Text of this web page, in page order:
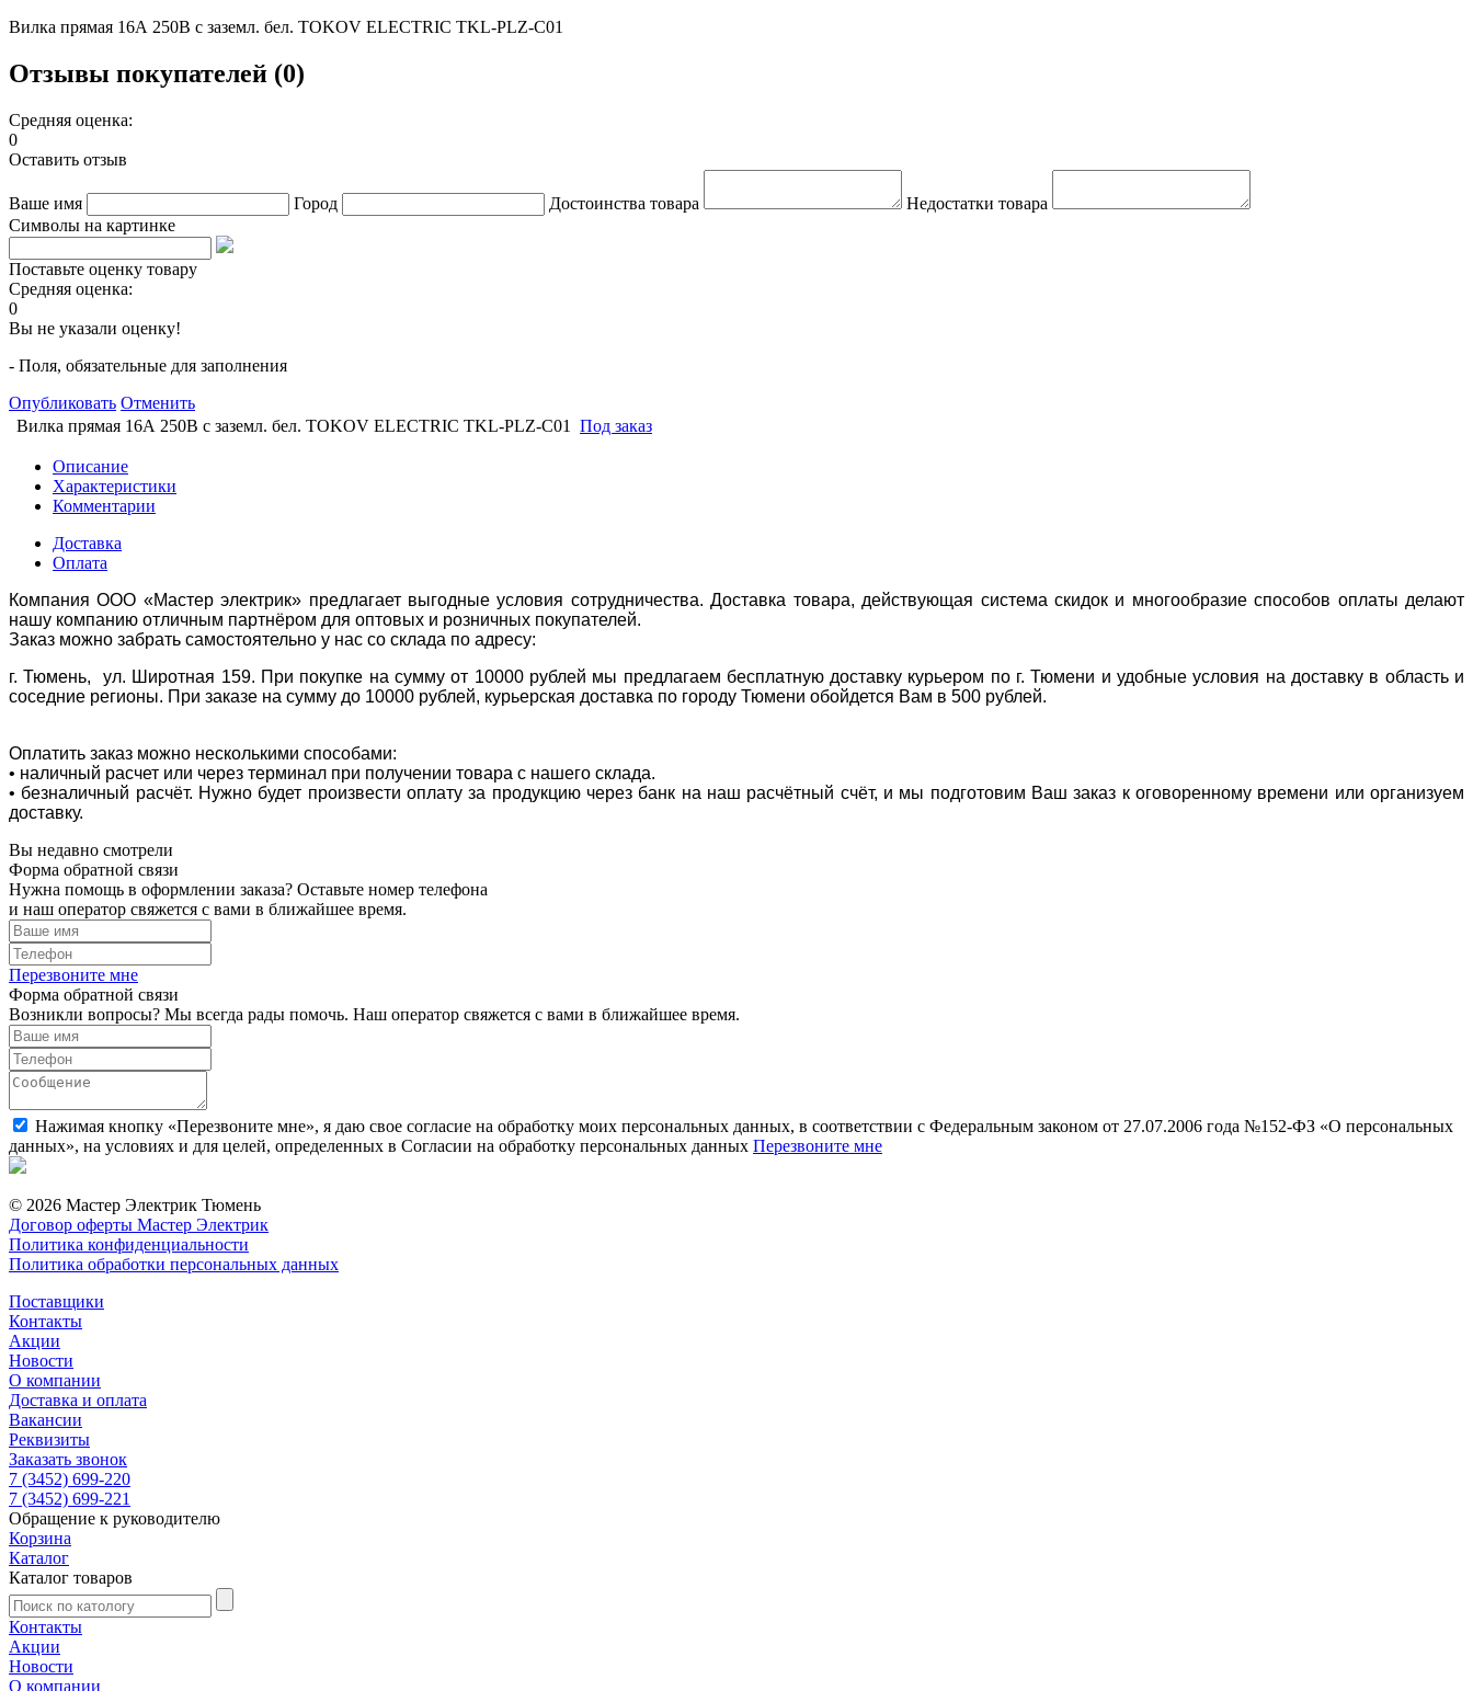
Вилка прямая 16А 250В с заземл. бел. TOKOV ELECTRIC TKL-PLZ-C01
Отзывы покупателей (0)
Средняя оценка:
0
Оставить отзыв
Ваше имя Город Достоинства товара
Недостатки товара
Символы на картинке
Поставьте оценку товару
Средняя оценка:
0
Вы не указали оценку!
- Поля, обязательные для заполнения
Опубликовать Отменить
Вилка прямая 16А 250В с заземл. бел. TOKOV ELECTRIC TKL-PLZ-C01
Под заказ
Описание
Характеристики
Комментарии
Доставка
Оплата
Компания ООО «Мастер электрик» предлагает выгодные условия сотрудничества. Доставка товара, действующая система скидок и многообразие способов оплаты делают
нашу компанию отличным партнёром для оптовых и розничных покупателей.
Заказ можно забрать самостоятельно у нас со склада по адресу:
г. Тюмень, ул. Широтная 159. При покупке на сумму от 10000 рублей мы предлагаем бесплатную доставку курьером по г. Тюмени и удобные условия на доставку в область и
соседние регионы. При заказе на сумму до 10000 рублей, курьерская доставка по городу Тюмени обойдется Вам в 500 рублей.
Оплатить заказ можно несколькими способами:
• наличный расчет или через терминал при получении товара с нашего склада.
• безналичный расчёт. Нужно будет произвести оплату за продукцию через банк на наш расчётный счёт, и мы подготовим Ваш заказ к оговоренному времени или организуем
доставку.
Вы недавно смотрели
Форма обратной связи
Нужна помощь в оформлении заказа? Оставьте номер телефона
и наш оператор свяжется с вами в ближайшее время.
Перезвоните мне
Форма обратной связи
Возникли вопросы? Мы всегда рады помочь. Наш оператор свяжется с вами в ближайшее время.
Нажимая кнопку «Перезвоните мне», я даю свое согласие на обработку моих персональных данных, в соответствии с Федеральным законом от 27.07.2006 года №152-ФЗ «О персональных
данных», на условиях и для целей, определенных в Согласии на обработку персональных данных Перезвоните мне
© 2026 Мастер Электрик Тюмень
Договор оферты Мастер Электрик
Политика конфиденциальности
Политика обработки персональных данных
Поставщики
Контакты
Акции
Новости
О компании
Доставка и оплата
Вакансии
Реквизиты
Заказать звонок
7 (3452) 699-220
7 (3452) 699-221
Обращение к руководителю
Корзина
Каталог
Каталог товаров
Контакты
Акции
Новости
О компании